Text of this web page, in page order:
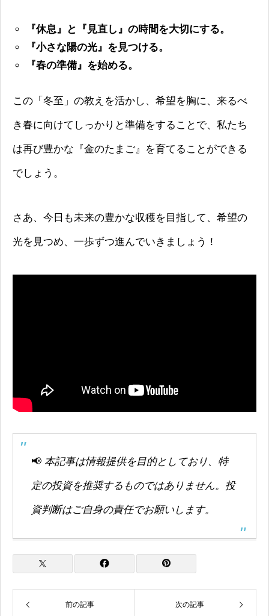
『休息』と『見直し』の時間を大切にする。
『小さな陽の光』を見つける。
『春の準備』を始める。
この「冬至」の教えを活かし、希望を胸に、来るべ
き春に向けてしっかりと準備をすることで、私たち
は再び豊かな『金のたまご』を育てることができる
でしょう。
さあ、今日も未来の豊かな収穫を目指して、希望の
光を見つめ、一歩ずつ進んでいきましょう！
📢 本記事は情報提供を目的としており、特
定の投資を推奨するものではありません。投
資判断はご自身の責任でお願いします。
前の記事 次の記事